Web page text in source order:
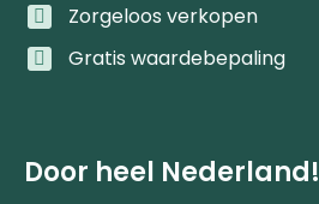
Zorgeloos verkopen
Gratis waardebepaling
Door heel Nederland!